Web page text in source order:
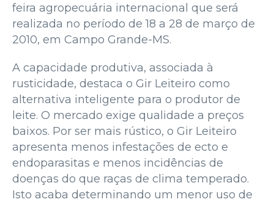
feira agropecuária internacional que será
realizada no período de 18 a 28 de março de
2010, em Campo Grande-MS.
A capacidade produtiva, associada à
rusticidade, destaca o Gir Leiteiro como
alternativa inteligente para o produtor de
leite. O mercado exige qualidade a preços
baixos. Por ser mais rústico, o Gir Leiteiro
apresenta menos infestações de ecto e
endoparasitas e menos incidências de
doenças do que raças de clima temperado.
Isto acaba determinando um menor uso de